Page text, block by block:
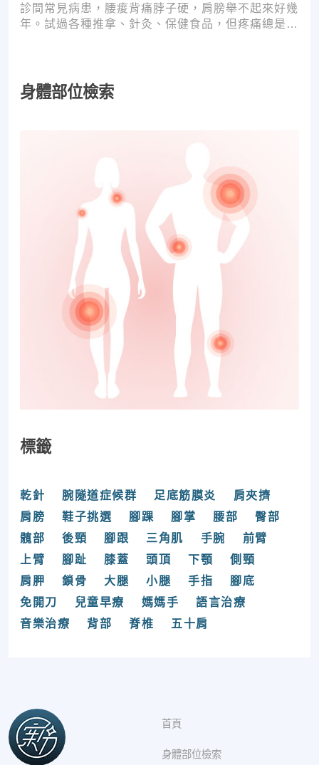
診間常見病患，腰痠背痛脖子硬，肩膀舉不起來好幾
年。試過各種推拿、針灸、保健食品，但疼痛總是時
身體部位檢索
標籤
乾針 腕隧道症候群 足底筋膜炎
肩夾擠
肩膀
鞋子挑選 腳踝 腳掌 腰部
臀部
髖部
後頸 腳跟 三角肌 手腕
前臂
上臂
腳趾 膝蓋 頭頂 下顎
側頸
肩胛
鎖骨 大腿 小腿 手指
腳底
免開刀
兒童早療 媽媽手
語言治療
音樂治療
背部 脊椎 五十肩
首頁
身體部位檢索